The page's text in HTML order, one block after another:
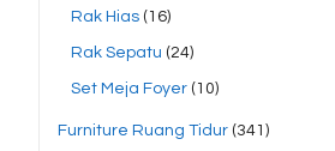
Rak Hias(16)
Rak Sepatu (24)
Set Meja Foyer(10)
Furniture Ruang Tidur(341)